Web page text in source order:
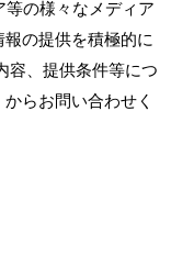
の様々なメディア
の提供を積極的に
容、提供条件等につ
からお問い合わせく